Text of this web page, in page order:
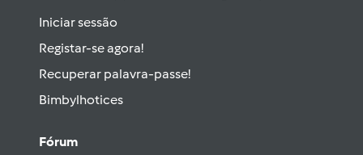
Iniciar sessão
Registar-se agora!
Recuperar palavra-passe!
Bimbylhotices
Fórum